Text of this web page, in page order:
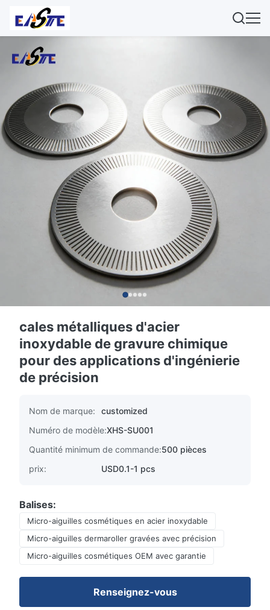
cales métalliques d'acier
inoxydable de gravure chimique
pour des applications d'ingénierie
de précision
Nom de marque:
customized
Numéro de modèle:XHS-SU001
Quantité minimum de commande:500 pièces
prix:
USD0.1-1 pcs
Balises:
Micro-aiguilles cosmétiques en acier inoxydable
Micro-aiguilles dermaroller gravées avec précision
Micro-aiguilles cosmétiques OEM avec garantie
Renseignez-vous